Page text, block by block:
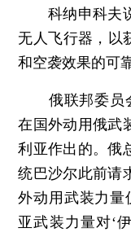
科纳申科夫说
无人飞行器，以
和空袭效果的可
俄联邦委员会
在国外动用俄武
利亚作出的。俄
统巴沙尔此前请
外动用武装力量
亚武装力量对‘